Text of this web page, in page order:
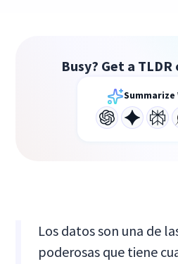
Busy? Get a
Summarize
Los datos son una de
poderosas que tiene